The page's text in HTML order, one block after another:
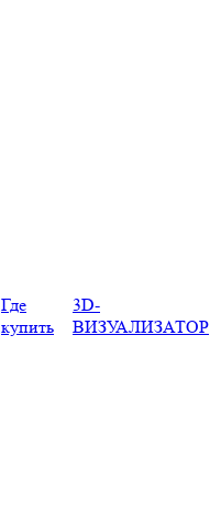
Где
купить
3D-
ВИЗУАЛИЗАТОР